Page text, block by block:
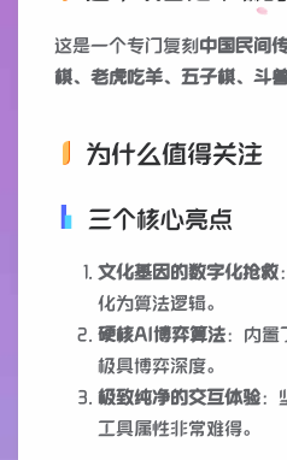
这是一个专门复刻中国民间
棋、老虎吃羊、五子棋、斗
为什么值得关注
三个核心亮点
文化基因的数字化抢救
化为算法逻辑。
硬核AI博弈算法：内置
极具博弈深度。
极致纯净的交互体验：
工具属性非常难得。